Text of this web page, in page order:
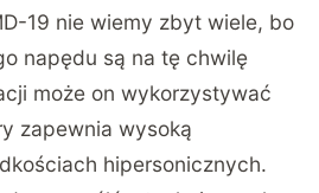
19 nie wiemy zbyt wiele, bo
napędu są na tę chwilę
może on wykorzystywać
zapewnia wysoką
hipersonicznych.